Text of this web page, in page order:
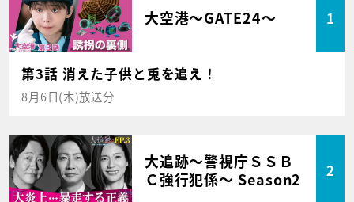
大空港～GATE24～ 1
第3話 消えた子供と兎を追え！
8月6日(木)放送分
大追跡～警視庁ＳＳＢ
Ｃ強行犯係～ Season2
2